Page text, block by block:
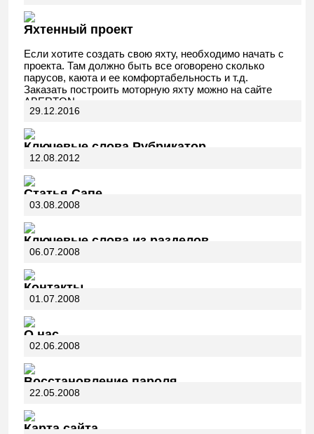
Яхтенный проект
Если хотите создать свою яхту, необходимо начать с
проекта. Там должно быть все оговорено сколько
парусов, каюта и ее комфортабельность и т.д.
Заказать построить моторную яхту можно на сайте
ABERTON.
29.12.2016
Ключевые слова Рубрикатор
12.08.2012
Статья Сапе
03.08.2008
Ключевые слова из разделов
06.07.2008
Контакты
01.07.2008
О нас
02.06.2008
Восстановление пароля
22.05.2008
Карта сайта